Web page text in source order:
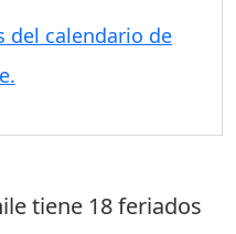
del calendario de
tiene 18 feriados